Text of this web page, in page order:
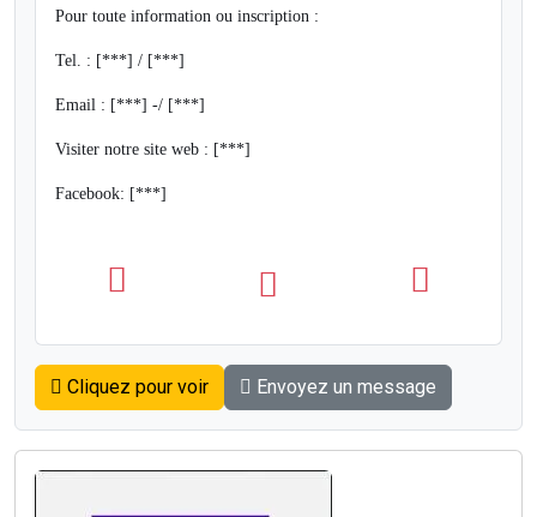
Pour toute information ou inscription :
Tel. : [***] / [***]
Email : [***] -/ [***]
Visiter notre site web : [***]
Facebook: [***]
Cliquez pour voir Envoyez un message